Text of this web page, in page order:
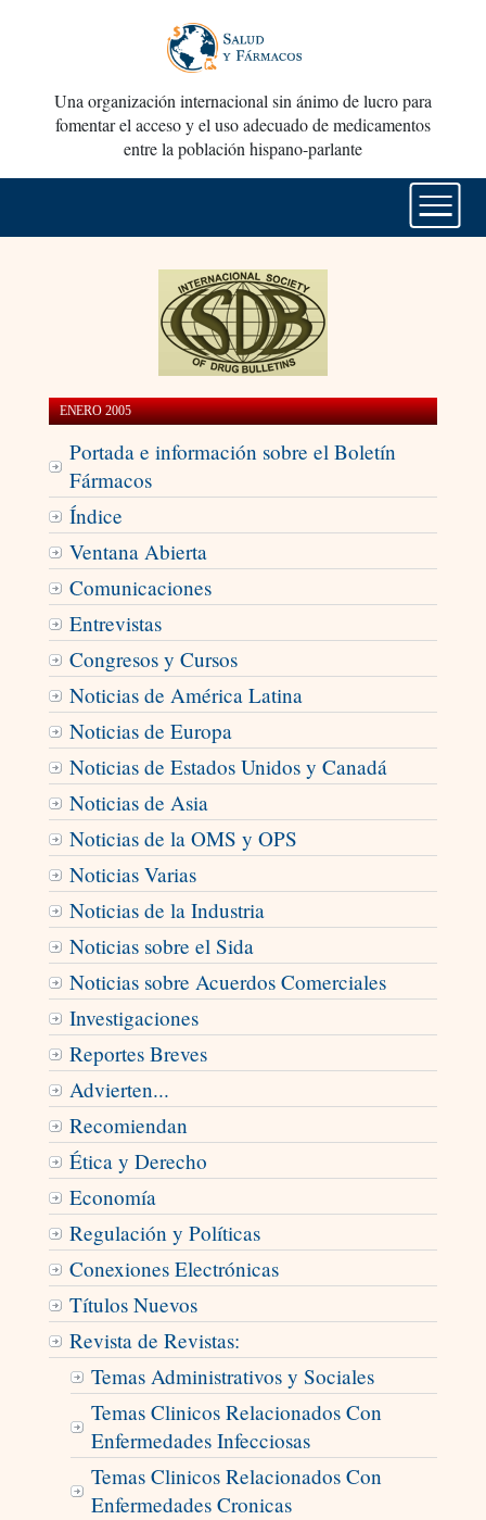
Una organización internacional sin ánimo de lucro para
fomentar el acceso y el uso adecuado de medicamentos
entre la población hispano-parlante
ENERO 2005
Portada e información sobre el Boletín
Fármacos
Índice
Ventana Abierta
Comunicaciones
Entrevistas
Congresos y Cursos
Noticias de América Latina
Noticias de Europa
Noticias de Estados Unidos y Canadá
Noticias de Asia
Noticias de la OMS y OPS
Noticias Varias
Noticias de la Industria
Noticias sobre el Sida
Noticias sobre Acuerdos Comerciales
Investigaciones
Reportes Breves
Advierten...
Recomiendan
Ética y Derecho
Economía
Regulación y Políticas
Conexiones Electrónicas
Títulos Nuevos
Revista de Revistas:
Temas Administrativos y Sociales
Temas Clinicos Relacionados Con
Enfermedades Infecciosas
Temas Clinicos Relacionados Con
Enfermedades Cronicas